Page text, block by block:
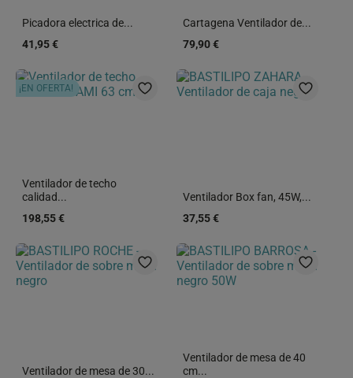
Picadora electrica de...
41,95 €
Cartagena Ventilador de...
79,90 €
Ventilador de techo
calidad...
198,55 €
¡EN OFERTA!
Ventilador Box fan, 45W,...
37,55 €
Ventilador de mesa de 30...
Ventilador de mesa de 40
cm...